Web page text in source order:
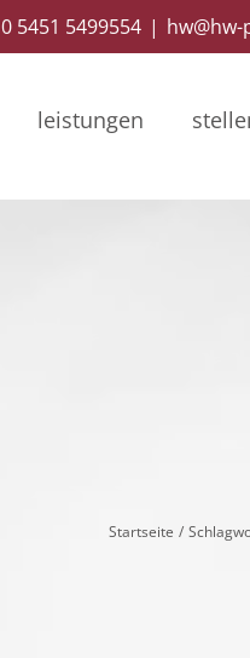
0 5451 5499554 |
leistungen
Startseite